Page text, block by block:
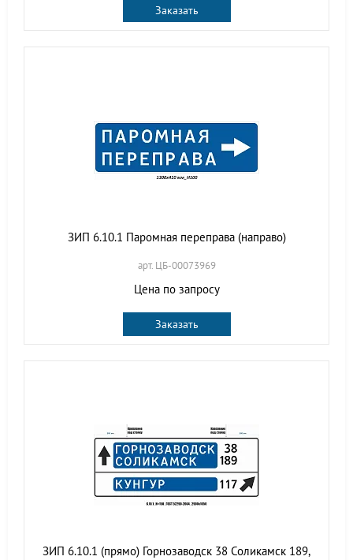
Заказать
ЗИП 6.10.1 Паромная переправа (направо)
арт. ЦБ-00073969
Цена по запросу
Заказать
ЗИП 6.10.1 (прямо) Горнозаводск 38 Соликамск 189,